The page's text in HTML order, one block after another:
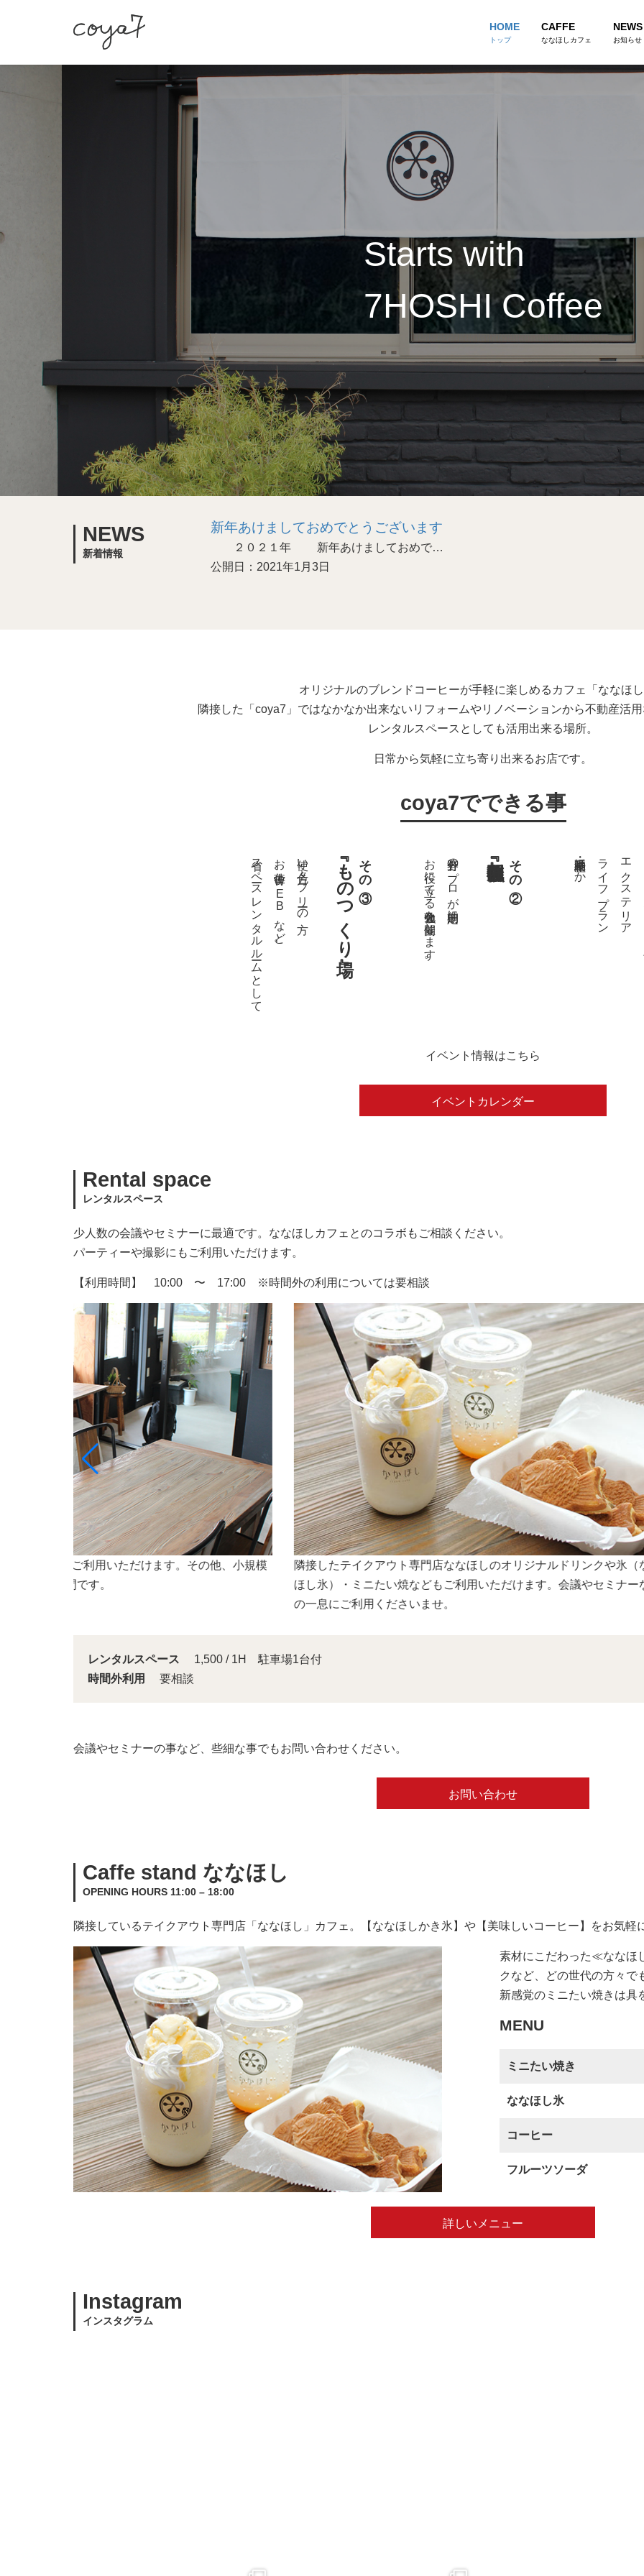
HOME
トップ
CAFFE
ななほしカフェ
NEWS
お知らせ
Starts with
7HOSHI Coffee
NEWS
新着情報
新年あけましておめでとうございます
２０２１年 新年あけましておめで…
公開日：2021年1月3日
オリジナルのブレンドコーヒーが手軽に楽しめるカフェ「ななほし
隣接した「coya7」ではなかなか出来ないリフォームやリノベーションから不動産活用
レンタルスペースとしても活用出来る場所。
日常から気軽に立ち寄り出来るお店です。
coya7でできる事
エクステリア
ライフプラン
不動産・相続ほか
その②
各分野のプロが定期的に
お役に立てる勉強会を開催します。
その③
『ものつくり場』
使い方色々。フリーの方、
お仕事、WEBなど。
省スペースレンタルルームとして
イベント情報はこちら
イベントカレンダー
Rental space
レンタルスペース
少人数の会議やセミナーに最適です。ななほしカフェとのコラボもご相談ください。
パーティーや撮影にもご利用いただけます。
【利用時間】 10:00 〜 17:00 ※時間外の利用については要相談
専門店ななほしのオリジナルドリンクや氷（なな
などもご利用いただけます。会議やセミナーなど
会議スペースは大きな窓から明るい日差しが入り込みます。
レンタルスペース
1,500 / 1H 駐車場1台付
時間外利用
要相談
会議やセミナーの事など、些細な事でもお問い合わせください。
お問い合わせ
Caffe stand ななほし
OPENING HOURS 11:00 – 18:00
隣接しているテイクアウト専門店「ななほし」カフェ。【ななほしかき氷】や【美味しいコーヒー】をお気軽
素材にこだわった≪ななほ
クなど、どの世代の方々で
新感覚のミニたい焼きは具
MENU
ミニたい焼き
ななほし氷
コーヒー
フルーツソーダ
詳しいメニュー
Instagram
インスタグラム